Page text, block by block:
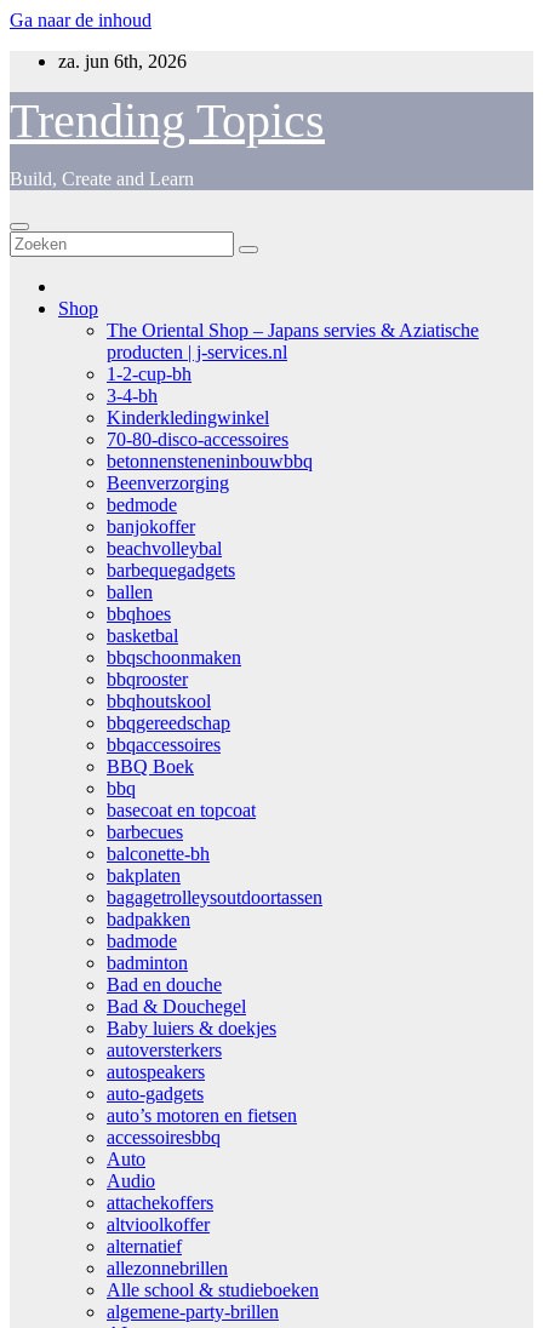
Ga naar de inhoud
za. jun 6th, 2026
Trending Topics
Build, Create and Learn
Shop
The Oriental Shop – Japans servies & Aziatische
producten | j-services.nl
1-2-cup-bh
3-4-bh
Kinderkledingwinkel
70-80-disco-accessoires
betonnensteneninbouwbbq
Beenverzorging
bedmode
banjokoffer
beachvolleybal
barbequegadgets
ballen
bbqhoes
basketbal
bbqschoonmaken
bbqrooster
bbqhoutskool
bbqgereedschap
bbqaccessoires
BBQ Boek
bbq
basecoat en topcoat
barbecues
balconette-bh
bakplaten
bagagetrolleysoutdoortassen
badpakken
badmode
badminton
Bad en douche
Bad & Douchegel
Baby luiers & doekjes
autoversterkers
autospeakers
auto-gadgets
auto’s motoren en fietsen
accessoiresbbq
Auto
Audio
attachekoffers
altvioolkoffer
alternatief
allezonnebrillen
Alle school & studieboeken
algemene-party-brillen